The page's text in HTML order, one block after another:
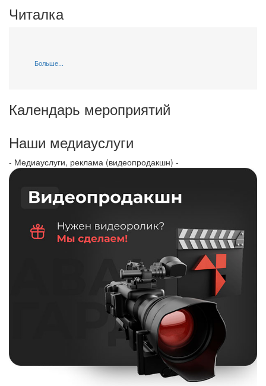
Читалка
Больше...
Календарь мероприятий
Наши медиауслуги
- Медиауслуги, реклама (видеопродакшн) -